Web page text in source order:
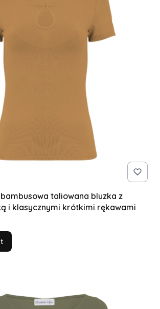
bambusowa taliowana bluzka z
i klasycznymi krótkimi rękawami